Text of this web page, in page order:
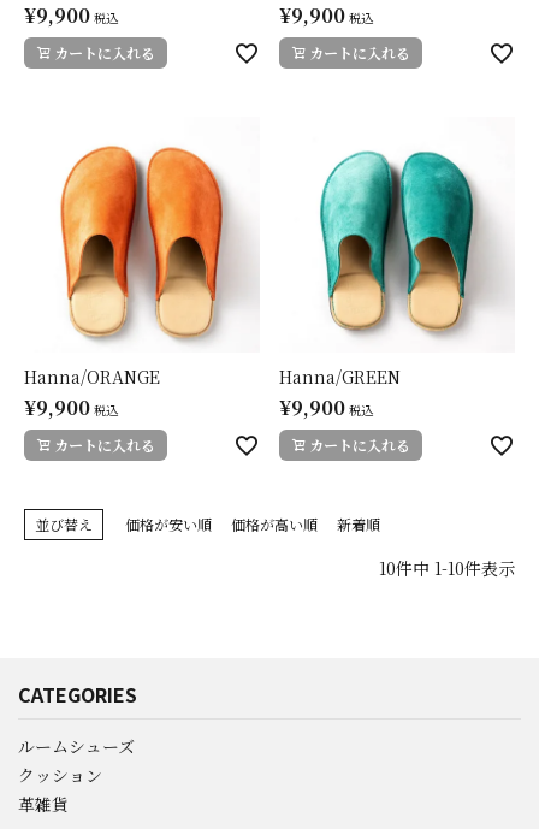
¥9,900 税込
カートに入れる
¥9,900 税込
カートに入れる
Hanna/ORANGE
¥9,900 税込
カートに入れる
Hanna/GREEN
¥9,900 税込
カートに入れる
並び替え 価格が安い順 価格が高い順 新着順
10件中 1-10件表示
CATEGORIES
ルームシューズ
クッション
革雑貨